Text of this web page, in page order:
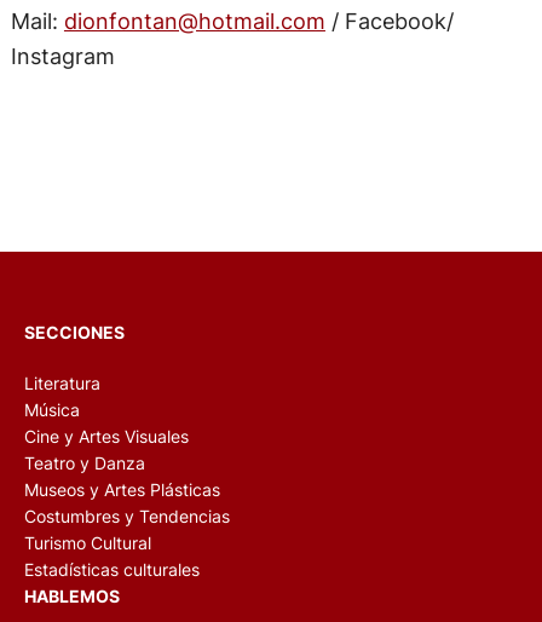
Mail: dionfontan@hotmail.com / Facebook/
Instagram
SECCIONES
Literatura
Música
Cine y Artes Visuales
Teatro y Danza
Museos y Artes Plásticas
Costumbres y Tendencias
Turismo Cultural
Estadísticas culturales
HABLEMOS